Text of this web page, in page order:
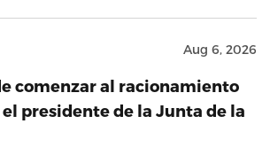
Aug 6, 2026
comenzar al racionamiento
presidente de la Junta de la